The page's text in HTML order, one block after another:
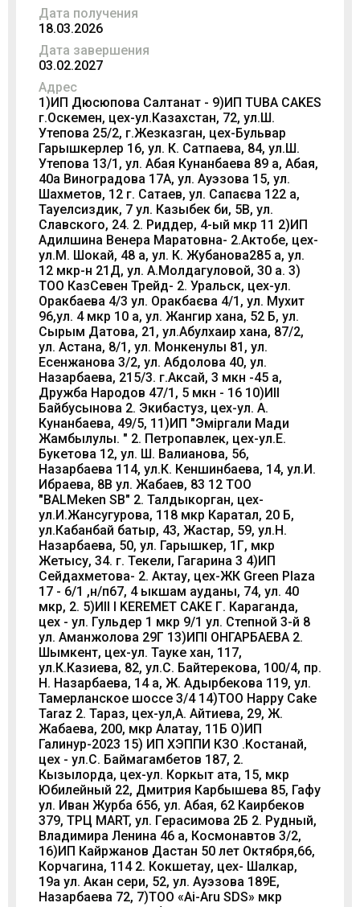
Дата получения
18.03.2026
Дата завершения
03.02.2027
Адрес
1)ИП Дюсюпова Салтанат - 9)ИП TUBA CAKES
г.Оскемен, цех-ул.Казахстан, 72, ул.Ш.
Утепова 25/2, г.Жезказган, цех-Бульвар
Гарышкерлер 16, ул. К. Сатпаева, 84, ул.Ш.
Утепова 13/1, ул. Абая Кунанбаева 89 а, Абая,
40а Виноградова 17А, ул. Ауэзова 15, ул.
Шахметов, 12 г. Сатаев, ул. Сапаєва 122 а,
Тауелсиздик, 7 ул. Казыбек би, 5В, ул.
Славского, 24. 2. Риддер, 4-ый мкр 11 2)ИП
Адилшина Венера Маратовна- 2.Актобе, цех-
ул.М. Шокай, 48 а, ул. К. Жубанова285 а, ул.
12 мкр-н 21Д, ул. А.Молдагуловой, 30 а. 3)
ТОО КазСевен Трейд- 2. Уральск, цех-ул.
Оракбаева 4/3 ул. Оракбаєва 4/1, ул. Мухит
96,ул. 4 мкр 10 а, ул. Жангир хана, 52 Б, ул.
Сырым Датова, 21, ул.Абулхаир хана, 87/2,
ул. Астана, 8/1, ул. Монкенулы 81, ул.
Есенжанова 3/2, ул. Абдолова 40, ул.
Назарбаева, 215/3. г.Аксай, 3 мкн -45 а,
Дружба Народов 47/1, 5 мкн - 16 10)ИІІ
Байбусынова 2. Экибастуз, цех-ул. А.
Кунанбаева, 49/5, 11)ИП "Эміргали Мади
Жамбылулы. " 2. Петропавлек, цех-ул.Е.
Букетова 12, ул. Ш. Валианова, 56,
Назарбаева 114, ул.К. Кеншинбаева, 14, ул.И.
Ибраева, 8В ул. Жабаев, 83 12 TOO
"BALMeken SB" 2. Талдыкорган, цех-
ул.И.Жансугурова, 118 мкр Каратал, 20 Б,
ул.Кабанбай батыр, 43, Жастар, 59, ул.Н.
Назарбаева, 50, ул. Гарышкер, 1Г, мкр
Жетысу, 34. г. Текели, Гагарина 3 4)ИП
Сейдахметова- 2. Актау, цех-ЖК Green Plaza
17 - 6/1 ,н/п67, 4 ыкшам ауданы, 74, ул. 40
мкр, 2. 5)ИII I KEREMET CAKE Г. Караганда,
цех - ул. Гульдер 1 мкр 9/1 ул. Степной 3-й 8
ул. Аманжолова 29Г 13)ИПІ ОНГАРБАЕВА 2.
Шымкент, цех-ул. Тауке хан, 117,
ул.К.Казиева, 82, ул.С. Байтерекова, 100/4, пр.
Н. Назарбаева, 14 а, Ж. Адырбекова 119, ул.
Тамерланское шоссе 3/4 14)TOO Happy Cake
Taraz 2. Тараз, цех-ул,А. Айтиева, 29, Ж.
Жабаева, 200, мкр Алатау, 11Б О)ИП
Галинур-2023 15) ИП ХЭППИ КЗО .Костанай,
цех - ул.С. Баймагамбетов 187, 2.
Кызылорда, цех-ул. Коркыт ата, 15, мкр
Юбилейный 22, Дмитрия Карбышева 85, Гафу
ул. Иван Журба 656, ул. Абая, 62 Каирбеков
379, ТРЦ MART, ул. Герасимова 2Б 2. Рудный,
Владимира Ленина 46 а, Космонавтов 3/2,
16)ИП Кайржанов Дастан 50 лет Октября,66,
Корчагина, 114 2. Кокшетау, цех- Шалкар,
19а ул. Акан сери, 52, ул. Ауэзова 189Е,
Назарбаева 72, 7)ТOO «Ai-Aru SDS» мкр